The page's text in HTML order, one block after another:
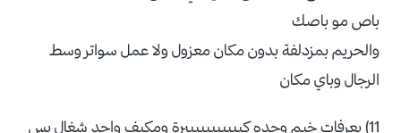
باص مو باصك
والحريم بمزدلفة بدون مكان معزول ولا عمل سواتر وسط
الرجال وباي مكان
11) بعرفات خيم وحده كبييييييييييرة ومكيف واحد شغال بس